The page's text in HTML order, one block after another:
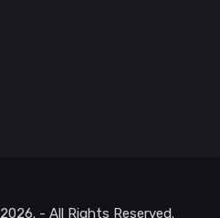
- All Rights Reserved.